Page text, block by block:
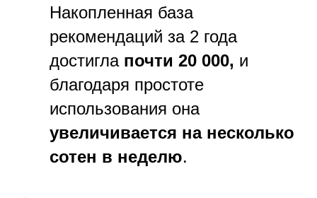
Накопленная база
рекомендаций за 2 года
достигла почти 20 000, и
благодаря простоте
использования она
увеличивается на несколько
сотен в неделю.